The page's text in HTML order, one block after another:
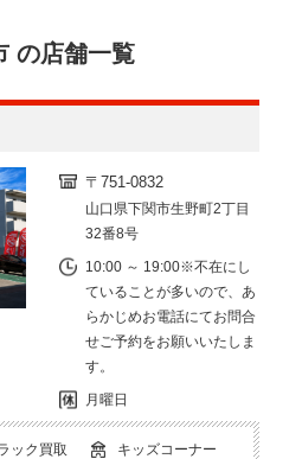
の店舗一覧
〒751-0832
山口県下関市生野町2丁目
32番8号
10:00 ～ 19:00※不在にし
ていることが多いので、あ
らかじめお電話にてお問合
せご予約をお願いいたしま
す。
月曜日
ック買取 キッズコーナー